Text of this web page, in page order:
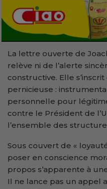
La lettre ouverte de
relève ni de l’alerte
constructive. Elle
pernicieuse :
personnelle pour
contre le Président de
l’ensemble des
Sous couvert de «
poser en conscience
propos s’apparente à
Il ne lance pas un appel